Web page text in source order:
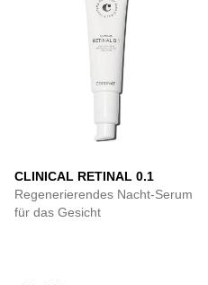
CLINICAL RETINAL 0.1
Regenerierendes Nacht-Serum
für das Gesicht